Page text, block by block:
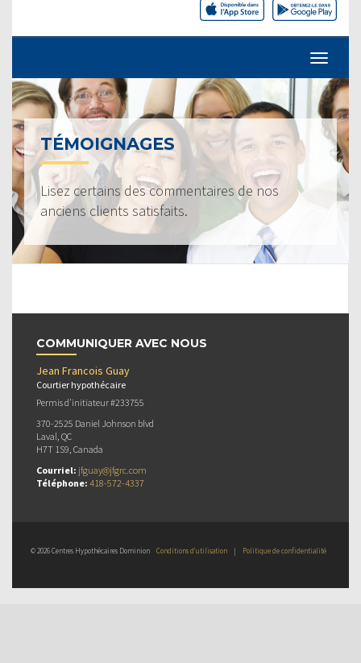
TÉMOIGNAGES
Lisez certains des commentaires de nos
anciens clients satisfaits.
COMMUNIQUER AVEC NOUS
Jean Francois Guay
Courtier hypothécaire
Permis d’initiateur #233755
370-2525 Daniel Johnson blvd
Laval, QC
H7T 1S9, Canada
Courriel: jfguay@jfgrc.com
Téléphone: 418-572-4337
© 2026 Centres Hypothécaires Dominion Conditions d’utilisation | Politique de confidentialité